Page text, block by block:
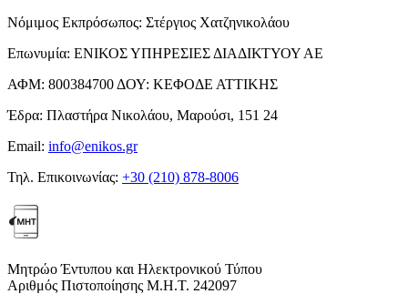
Νόμιμος Εκπρόσωπος: Στέργιος Χατζηνικολάου
Επωνυμία: ΕΝΙΚΟΣ ΥΠΗΡΕΣΙΕΣ ΔΙΑΔΙΚΤΥΟΥ ΑΕ
ΑΦΜ: 800384700 ΔΟΥ: ΚΕΦΟΔΕ ΑΤΤΙΚΗΣ
Έδρα: Πλαστήρα Νικολάου, Μαρούσι, 151 24
Email: info@enikos.gr
Τηλ. Επικοινωνίας: +30 (210) 878-8006
Μητρώο Έντυπου και Ηλεκτρονικού Τύπου
Αριθμός Πιστοποίησης Μ.Η.Τ. 242097